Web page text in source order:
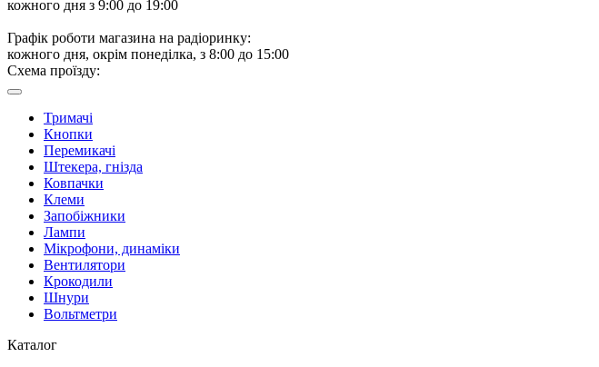
кожного дня з 9:00 до 19:00
Графік роботи магазина на радіоринку:
кожного дня, окрім понеділка, з 8:00 до 15:00
Схема проїзду:
Тримачі
Кнопки
Перемикачі
Штекера, гнізда
Ковпачки
Клеми
Запобіжники
Лампи
Мікрофони, динаміки
Вентилятори
Крокодили
Шнури
Вольтметри
Каталог